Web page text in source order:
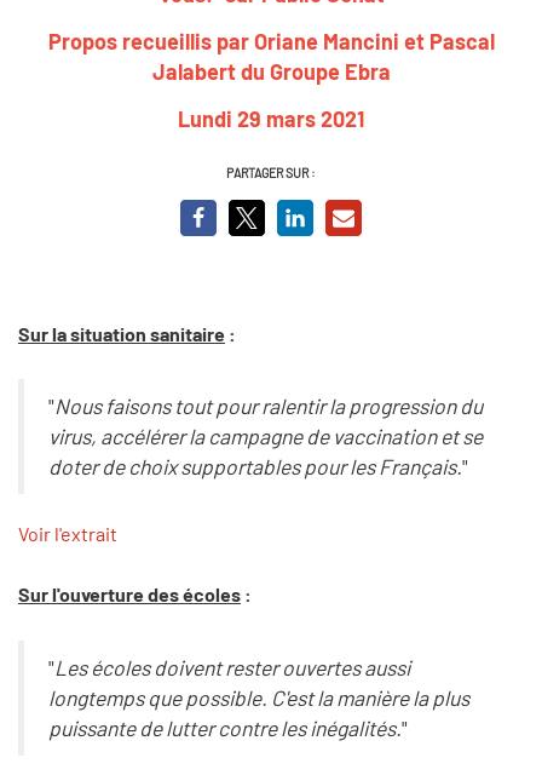
Propos recueillis par Oriane Mancini et Pascal
Jalabert du Groupe Ebra
Lundi 29 mars 2021
PARTAGER SUR :
Sur la situation sanitaire :
"Nous faisons tout pour ralentir la progression du
virus, accélérer la campagne de vaccination et se
doter de choix supportables pour les Français."
Voir l'extrait
Sur l'ouverture des écoles :
"Les écoles doivent rester ouvertes aussi
longtemps que possible. C'est la manière la plus
puissante de lutter contre les inégalités."